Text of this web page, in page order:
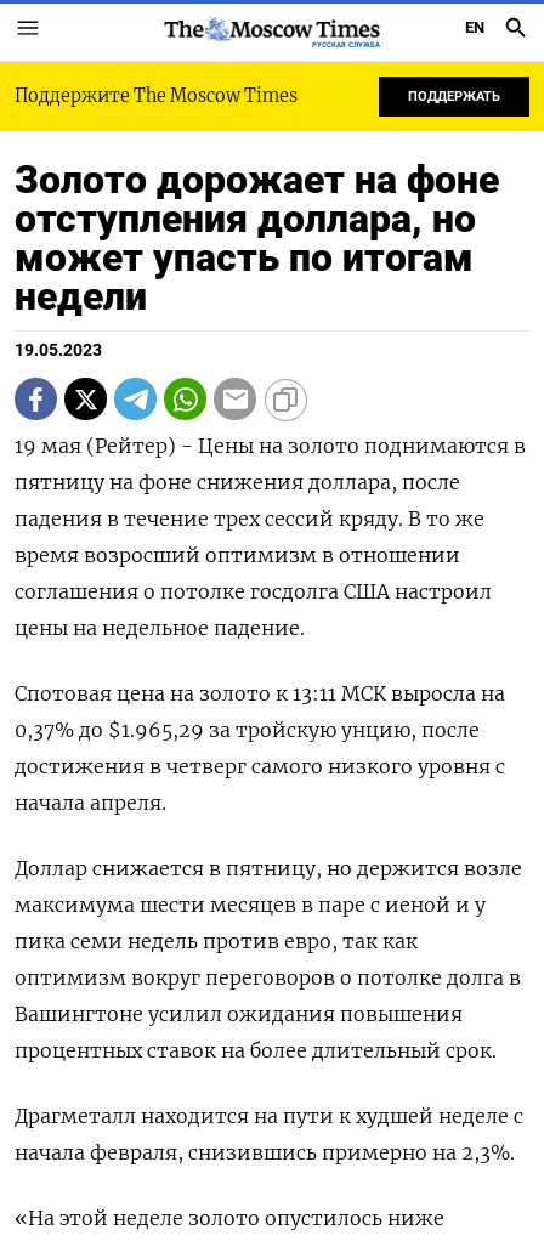
РУССКАЯ СЛУЖБА
EN
Поддержите The Moscow Times ПОДДЕРЖАТЬ
Золото дорожает на фоне
отступления доллара, но
может упасть по итогам
недели
19.05.2023
19 мая (Рейтер) - Цены на золото поднимаются в
пятницу на фоне снижения доллара, после
падения в течение трех сессий кряду. В то же
время возросший оптимизм в отношении
соглашения о потолке госдолга США настроил
цены на недельное падение.
Спотовая цена на золото к 13:11 МСК выросла на
0,37% до $1.965,29​ за тройскую унцию, после
достижения в четверг самого низкого уровня с
начала апреля.
Доллар снижается в пятницу, но держится возле
максимума шести месяцев в паре с иеной и у
пика семи недель против евро, так как
оптимизм вокруг переговоров о потолке долга в
Вашингтоне усилил ожидания повышения
процентных ставок на более длительный срок.
Драгметалл находится на пути к худшей неделе с
начала февраля, снизившись примерно на 2,3%.
«На этой неделе золото опустилось ниже